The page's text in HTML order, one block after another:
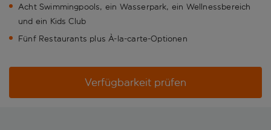
Acht Swimmingpools, ein Wasserpark, ein Wellnessbereich
und ein Kids Club
Fünf Restaurants plus À-la-carte-Optionen
Verfügbarkeit prüfen